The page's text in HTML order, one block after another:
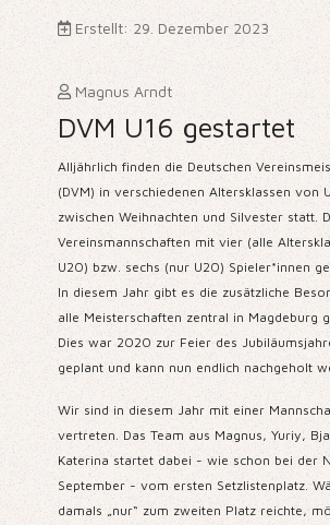
Erstellt: 29. Dezember 2023
Magnus Arndt
DVM U16 gestartet
Alljährlich finden die Deutschen
(DVM) in verschiedenen Altersklassen von
zwischen Weihnachten und Silvester statt.
Vereinsmannschaften mit vier (alle
U20) bzw. sechs (nur U20) Spieler*innen
In diesem Jahr gibt es die zusätzliche
alle Meisterschaften zentral in Magdeburg
Dies war 2020 zur Feier des
geplant und kann nun endlich nachgeholt
Wir sind in diesem Jahr mit einer
vertreten. Das Team aus Magnus, Yuriy,
Katerina startet dabei - wie schon bei der
September - vom ersten Setzlistenplatz.
damals „nur“ zum zweiten Platz reichte,